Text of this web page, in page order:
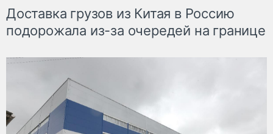
Доставка грузов из Китая в Россию
подорожала из-за очередей на границе